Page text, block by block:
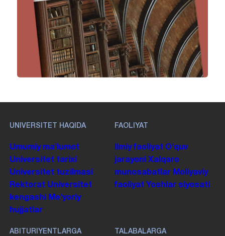
UNIVERSITET HAQIDA
Umumiy maʼlumot
Universitet tarixi
Universitet tuzilmasi
Rektorat Universitet
kengashi Me'yoriy
hujjatlar
FAOLIYAT
Ilmiy faoliyat Oʻquv
jarayoni Xalqaro
munosabatlar Moliyaviy
faoliyat Yoshlar siyosati
ABITURIYENTLARGA TALABALARGA